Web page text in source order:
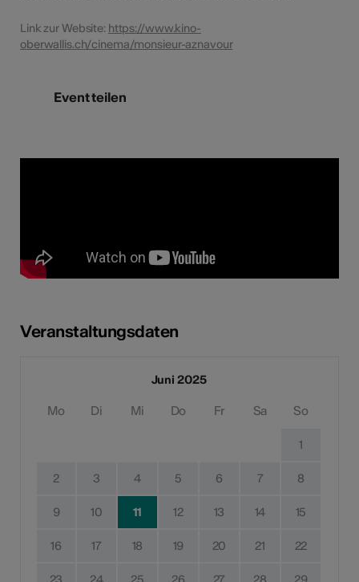
Link zur Website: https://www.kino-
oberwallis.ch/cinema/monsieur-aznavour
Event teilen
Veranstaltungsdaten
Juni 2025
Mo Di Mi Do Fr Sa So
1
2 3 4 5 6 7 8
9 10 11 12 13 14 15
16 17 18 19 20 21 22